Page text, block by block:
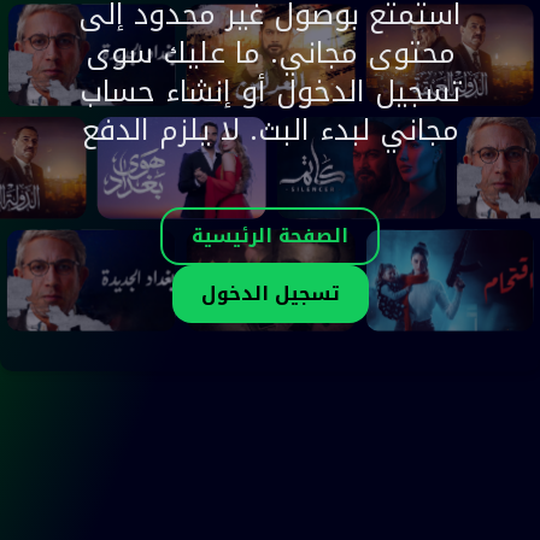
استمتع بوصول غير محدود إلى
محتوى مجاني. ما عليك سوى
تسجيل الدخول أو إنشاء حساب
مجاني لبدء البث. لا يلزم الدفع
الصفحة الرئيسية
تسجيل الدخول